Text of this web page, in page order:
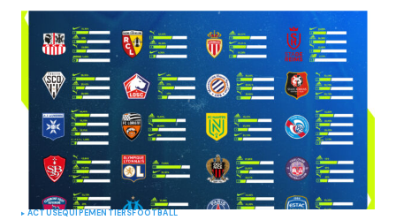
ACTUSEQUIPEMENTIERSFOOTBALL